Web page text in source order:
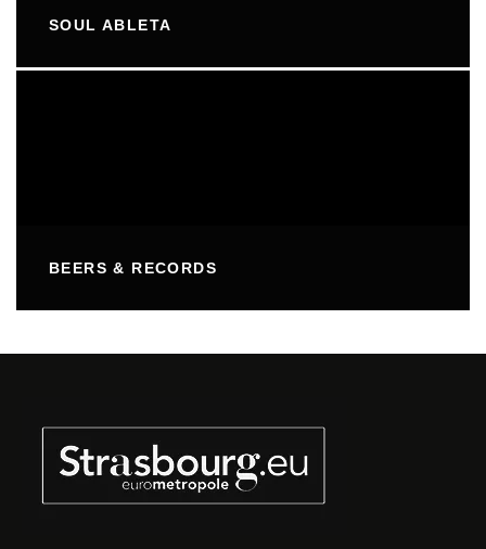
SOUL ABLETA
BEERS & RECORDS